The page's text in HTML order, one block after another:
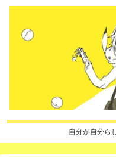
自分が自分ら